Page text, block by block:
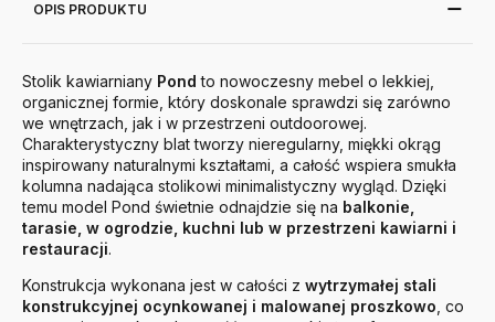
OPIS PRODUKTU
Stolik kawiarniany Pond to nowoczesny mebel o lekkiej,
organicznej formie, który doskonale sprawdzi się zarówno
we wnętrzach, jak i w przestrzeni outdoorowej.
Charakterystyczny blat tworzy nieregularny, miękki okrąg
inspirowany naturalnymi kształtami, a całość wspiera smukła
kolumna nadająca stolikowi minimalistyczny wygląd. Dzięki
temu model Pond świetnie odnajdzie się na balkonie,
tarasie, w ogrodzie, kuchni lub w przestrzeni kawiarni i
restauracji.
Konstrukcja wykonana jest w całości z wytrzymałej stali
konstrukcyjnej ocynkowanej i malowanej proszkowo , co